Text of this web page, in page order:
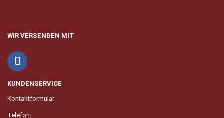
WIR VERSENDEN MIT
KUNDENSERVICE
Kontaktformular
Telefon: